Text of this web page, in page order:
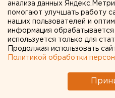
Лифты
заговорят
Гагарина
анализа данных
помогают улучшать работу
наших пользователей и
информация
используется только для
Продолжая использовать
Политикой обработки